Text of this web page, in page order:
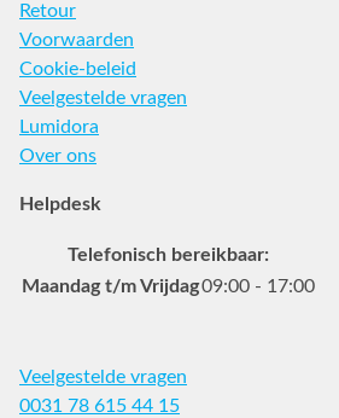
Retour
Voorwaarden
Cookie-beleid
Veelgestelde vragen
Lumidora
Over ons
Helpdesk
Telefonisch bereikbaar:
Maandag t/m Vrijdag09:00 - 17:00
Veelgestelde vragen
0031 78 615 44 15